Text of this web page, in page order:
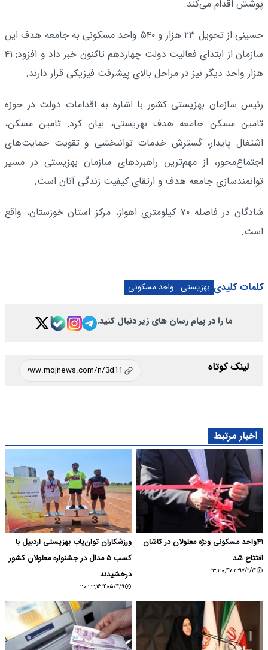
پوشش اقدام می‌کند.
حسینی از تحویل ۲۳ هزار و ۵۴۰ واحد مسکونی به جامعه هدف این
سازمان از ابتدای فعالیت دولت چهاردهم تاکنون خبر داد و افزود: ۴۱
هزار واحد دیگر نیز در مراحل بالای پیشرفت فیزیکی قرار دارند.
رئیس سازمان بهزیستی کشور با اشاره به اقدامات دولت در حوزه
تامین مسکن جامعه هدف بهزیستی، بیان کرد: تامین مسکن،
اشتغال پایدار، گسترش خدمات توانبخشی و تقویت حمایت‌های
اجتماع‌محور، از مهم‌ترین راهبرد‌های سازمان بهزیستی در مسیر
توانمندسازی جامعه هدف و ارتقای کیفیت زندگی آنان است.
شادگان در فاصله ۷۰ کیلومتری اهواز، مرکز استان خوزستان، واقع
است.
کلمات کلیدی بهزیستی واحد مسکونی
ما را در پیام رسان های زیر دنبال کنید.
لینک کوتاه
اخبار مرتبط
۴۱واحد مسکونی ویژه معلولان در کاشان
افتتاح شد
۱۳۹۷/۱۱/۱۴ ۱۳:۳۰:۴۷
ورزشکاران توان‌یاب بهزیستی اردبیل با
کسب ۵ مدال در جشنواره معلولان کشور
درخشیدند
۱۴۰۵/۴/۹ ۲۰:۲۳:۱۶